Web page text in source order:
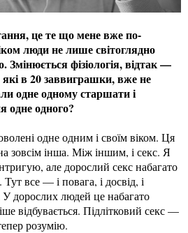
це те що мене вже по-
люди не лише світоглядно
Змінюється фізіологія, відтак —
в 20 заввиграшки, вже не
одне одному старшати і
одне одного?
одне одним і своїм віком. Ця
зовсім інша. Між іншим, і секс. Я
але дорослий секс набагато
все — і повага, і досвід, і
У дорослих людей це набагато
відбувається. Підлітковий секс —
розумію.